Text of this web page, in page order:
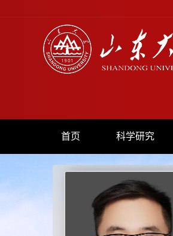
首页 科学研究